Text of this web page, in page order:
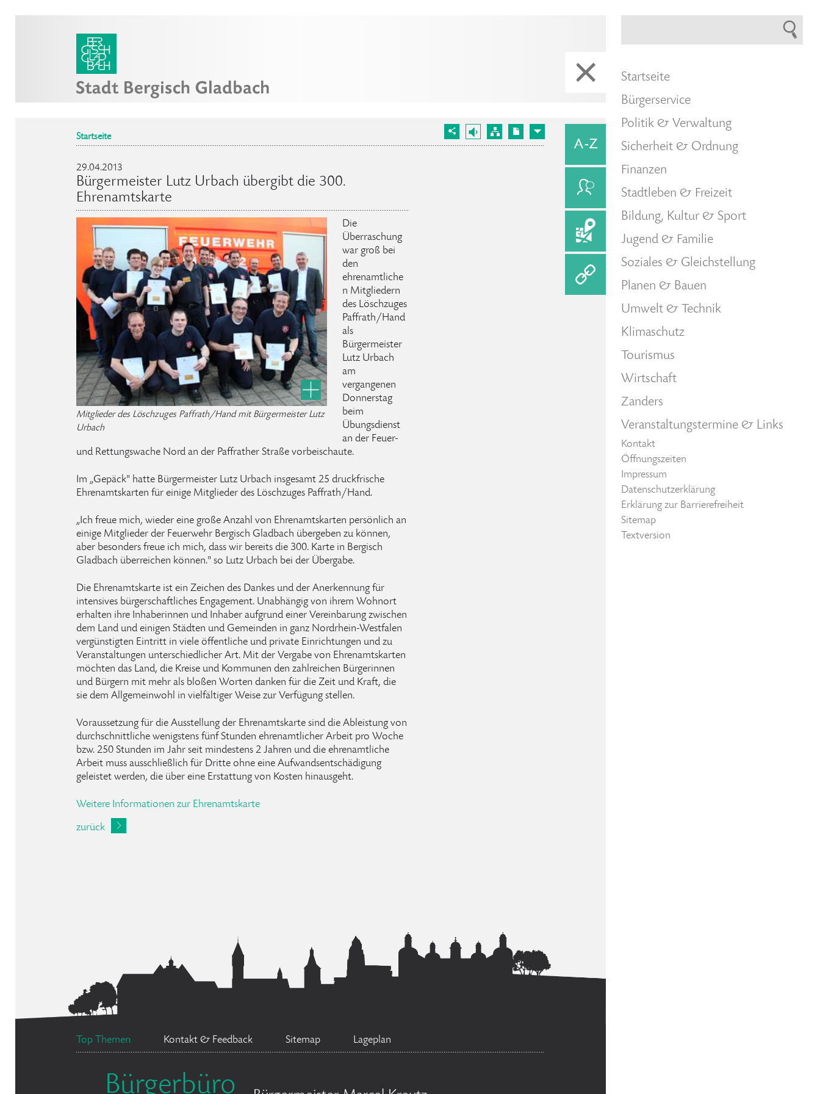
Startseite
29.04.2013
Bürgermeister Lutz Urbach übergibt die 300.
Ehrenamtskarte
Mitglieder des Löschzuges Paffrath/Hand mit Bürgermeister Lutz
Urbach
Die
Überraschung
war groß bei
den
ehrenamtliche
n Mitgliedern
des Löschzuges
Paffrath/Hand
als
Bürgermeister
Lutz Urbach
am
vergangenen
Donnerstag
beim
Übungsdienst
an der Feuer-
und Rettungswache Nord an der Paffrather Straße vorbeischaute.
Im „Gepäck" hatte Bürgermeister Lutz Urbach insgesamt 25 druckfrische
Ehrenamtskarten für einige Mitglieder des Löschzuges Paffrath/Hand.
„Ich freue mich, wieder eine große Anzahl von Ehrenamtskarten persönlich an
einige Mitglieder der Feuerwehr Bergisch Gladbach übergeben zu können,
aber besonders freue ich mich, dass wir bereits die 300. Karte in Bergisch
Gladbach überreichen können." so Lutz Urbach bei der Übergabe.
Die Ehrenamtskarte ist ein Zeichen des Dankes und der Anerkennung für
intensives bürgerschaftliches Engagement. Unabhängig von ihrem Wohnort
erhalten ihre Inhaberinnen und Inhaber aufgrund einer Vereinbarung zwischen
dem Land und einigen Städten und Gemeinden in ganz Nordrhein-Westfalen
vergünstigten Eintritt in viele öffentliche und private Einrichtungen und zu
Veranstaltungen unterschiedlicher Art. Mit der Vergabe von Ehrenamtskarten
möchten das Land, die Kreise und Kommunen den zahlreichen Bürgerinnen
und Bürgern mit mehr als bloßen Worten danken für die Zeit und Kraft, die
sie dem Allgemeinwohl in vielfältiger Weise zur Verfügung stellen.
Voraussetzung für die Ausstellung der Ehrenamtskarte sind die Ableistung von
durchschnittliche wenigstens fünf Stunden ehrenamtlicher Arbeit pro Woche
bzw. 250 Stunden im Jahr seit mindestens 2 Jahren und die ehrenamtliche
Arbeit muss ausschließlich für Dritte ohne eine Aufwandsentschädigung
geleistet werden, die über eine Erstattung von Kosten hinausgeht.
Weitere Informationen zur Ehrenamtskarte
zurück
Top Themen Kontakt & Feedback Sitemap Lageplan
Bürgerbüro
Startseite
Bürgerservice
Politik & Verwaltung
Sicherheit & Ordnung
Finanzen
Stadtleben & Freizeit
Bildung, Kultur & Sport
Jugend & Familie
Soziales & Gleichstellung
Planen & Bauen
Umwelt & Technik
Klimaschutz
Tourismus
Wirtschaft
Zanders
Veranstaltungstermine & Links
Kontakt
Öffnungszeiten
Impressum
Datenschutzerklärung
Erklärung zur Barrierefreiheit
Sitemap
Textversion